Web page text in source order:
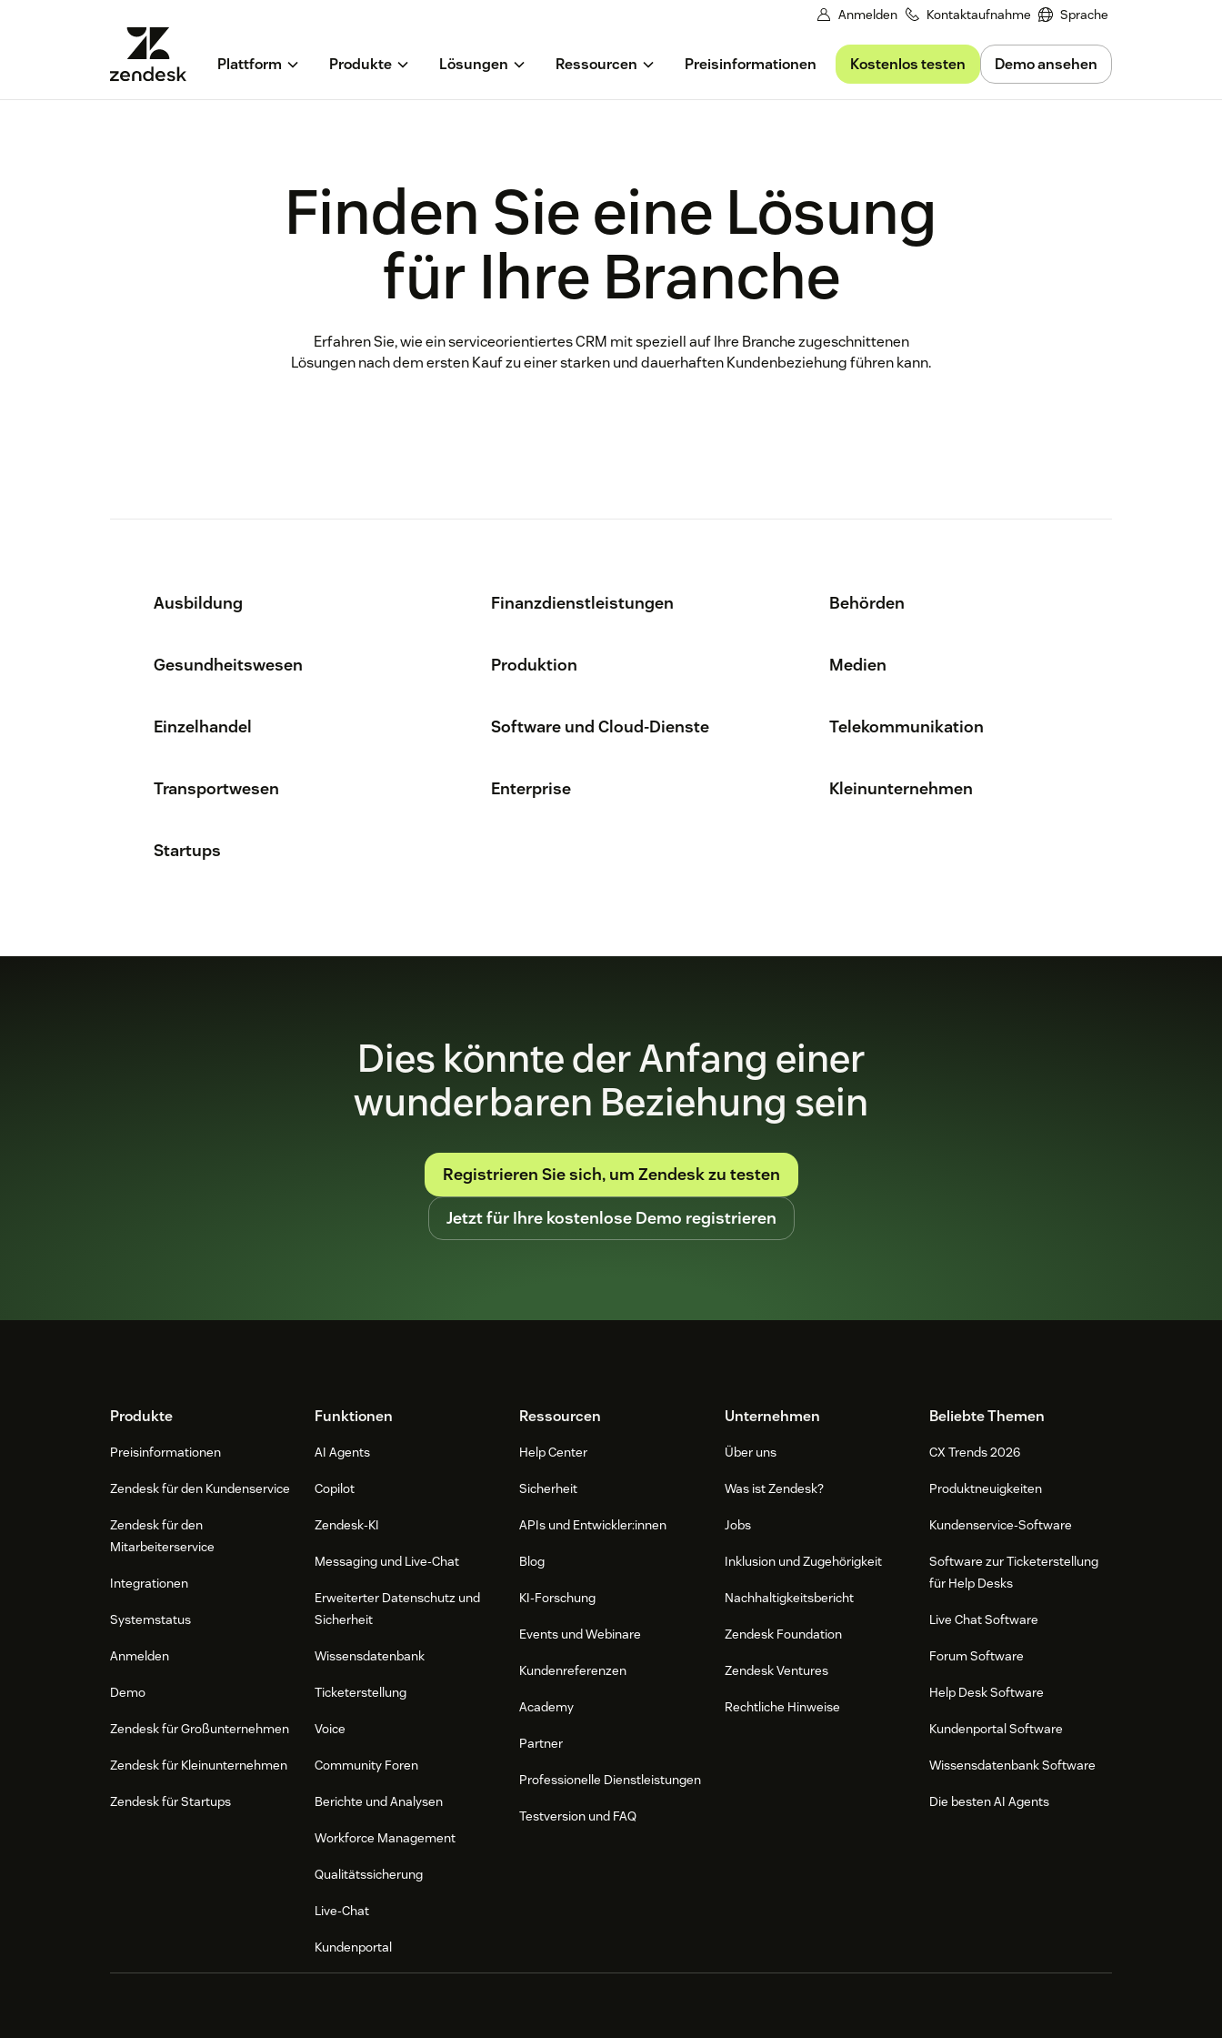
Anmelden Kontaktaufnahme Sprache
Plattform Produkte Lösungen Ressourcen Preisinformationen Kostenlos testen Demo ansehen
Finden Sie eine Lösung
für Ihre Branche
Erfahren Sie, wie ein serviceorientiertes CRM mit speziell auf Ihre Branche zugeschnittenen
Lösungen nach dem ersten Kauf zu einer starken und dauerhaften Kundenbeziehung führen kann.
Ausbildung Finanzdienstleistungen Behörden
Gesundheitswesen Produktion Medien
Einzelhandel Software und Cloud-Dienste Telekommunikation
Transportwesen Enterprise Kleinunternehmen
Startups
Dies könnte der Anfang einer
wunderbaren Beziehung sein
Registrieren Sie sich, um Zendesk zu testen
Jetzt für Ihre kostenlose Demo registrieren
FooterProdukte
Preisinformationen
Zendesk für den Kundenservice
Zendesk für den
Mitarbeiterservice
Integrationen
Systemstatus
Anmelden
Demo
Zendesk für Großunternehmen
Zendesk für Kleinunternehmen
Zendesk für Startups
Funktionen
AI Agents
Copilot
Zendesk-KI
Messaging und Live-Chat
Erweiterter Datenschutz und
Sicherheit
Wissensdatenbank
Ticketerstellung
Voice
Community Foren
Berichte und Analysen
Workforce Management
Qualitätssicherung
Live-Chat
Kundenportal
Ressourcen
Help Center
Sicherheit
APIs und Entwickler:innen
Blog
KI-Forschung
Events und Webinare
Kundenreferenzen
Academy
Partner
Professionelle Dienstleistungen
Testversion und FAQ
Unternehmen
Über uns
Was ist Zendesk?
Jobs
Inklusion und Zugehörigkeit
Nachhaltigkeitsbericht
Zendesk Foundation
Zendesk Ventures
Rechtliche Hinweise
Beliebte Themen
CX Trends 2026
Produktneuigkeiten
Kundenservice-Software
Software zur Ticketerstellung
für Help Desks
Live Chat Software
Forum Software
Help Desk Software
Kundenportal Software
Wissensdatenbank Software
Die besten AI Agents